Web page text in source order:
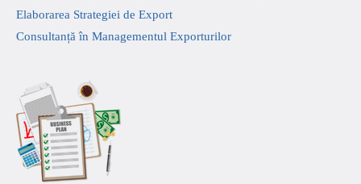
Elaborarea Strategiei de Export
Consultanță în Managementul Exporturilor